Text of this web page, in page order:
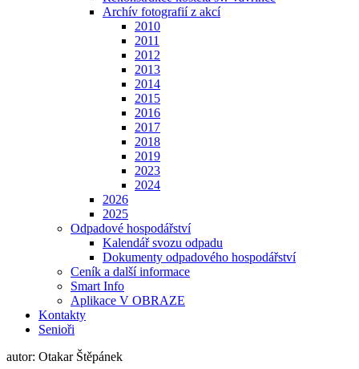
Archív fotografií z akcí
2010
2011
2012
2013
2014
2015
2016
2017
2018
2019
2023
2024
2026
2025
Odpadové hospodářství
Kalendář svozu odpadu
Dokumenty odpadového hospodářství
Ceník a další informace
Smart Info
Aplikace V OBRAZE
Kontakty
Senioři
autor: Otakar Štěpánek